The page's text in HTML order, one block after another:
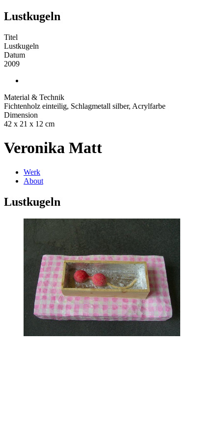
Lustkugeln
Titel
Lustkugeln
Datum
2009
Material & Technik
Fichtenholz einteilig, Schlagmetall silber, Acrylfarbe
Dimension
42 x 21 x 12 cm
Veronika Matt
Werk
About
Lustkugeln